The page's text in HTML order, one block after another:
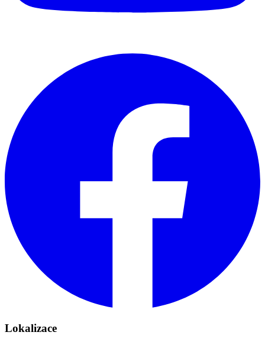
Lokalizace